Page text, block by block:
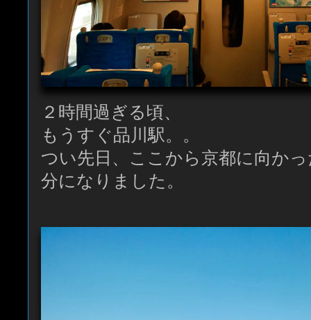
２時間過ぎる頃、
もうすぐ品川駅。。
つい先日、ここから京都に向か
分になりました。